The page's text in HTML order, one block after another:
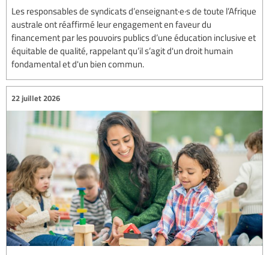
Les responsables de syndicats d’enseignant·e·s de toute l’Afrique
australe ont réaffirmé leur engagement en faveur du
financement par les pouvoirs publics d’une éducation inclusive et
équitable de qualité, rappelant qu’il s’agit d'un droit humain
fondamental et d'un bien commun.
22 juillet 2026